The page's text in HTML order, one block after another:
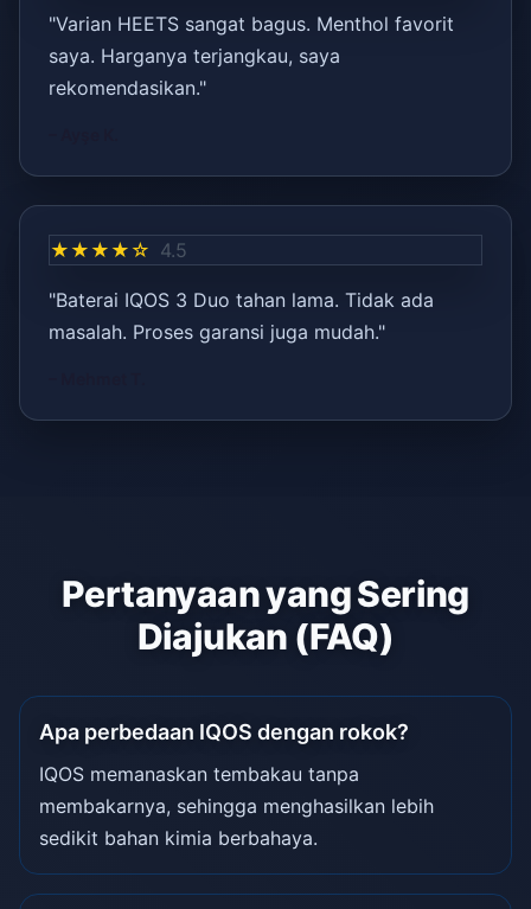
"Varian HEETS sangat bagus. Menthol favorit
saya. Harganya terjangkau, saya
rekomendasikan."
★★★★☆ 4.5
"Baterai IQOS 3 Duo tahan lama. Tidak ada
masalah. Proses garansi juga mudah."
Pertanyaan yang Sering
Diajukan (FAQ)
Apa perbedaan IQOS dengan rokok?
IQOS memanaskan tembakau tanpa
membakarnya, sehingga menghasilkan lebih
sedikit bahan kimia berbahaya.